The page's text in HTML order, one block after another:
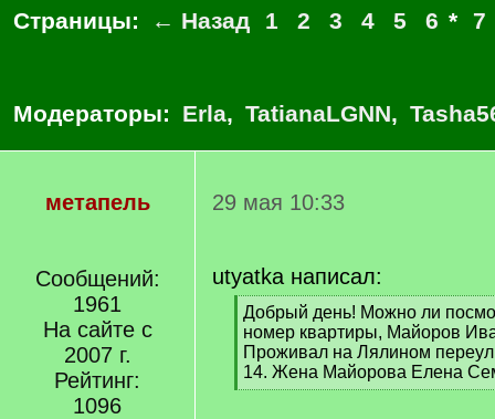
Страницы: ← Назад 1 2 3 4 5 6 * 7
Модераторы: Erla, TatianaLGNN,
метапель
Сообщений:
1961
На сайте с
2007 г.
Рейтинг:
1096
29 мая 10:33
utyatka написал:
[
q
]
Добрый день! Можно ли
номер квартиры, Майоров
Проживал на Лялином
14. Жена Майорова Елена
[